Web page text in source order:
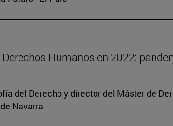
Humanos en 2022:
del Derecho y director del Máster de
Navarra